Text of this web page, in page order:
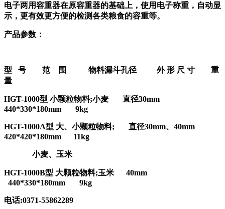
电子两用容重器在原容重器的基础上，使用电子称重，自动显
示，更有效更方便的检测各类粮食的容重等。
产品参数：
型 号 范 围 物料漏斗孔径 外 形 尺 寸 重
量
HGT-1000型 小颗粒物料;小麦 直径30mm
440*330*180mm 9kg
HGT-1000A型 大、小颗粒物料; 直径30mm、40mm
420*420*180mm 11kg
小麦、玉米
HGT-1000B型 大颗粒物料;玉米 40mm
440*330*180mm 9kg
电话:0371-55862289